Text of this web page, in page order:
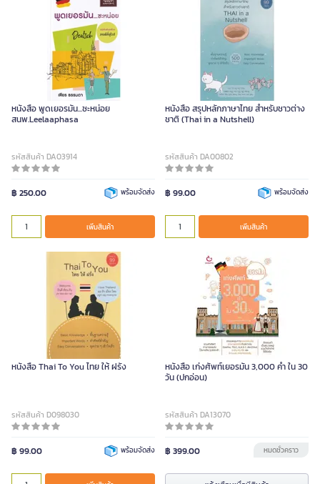
หนังสือ พูดเยอรมัน...ซะหน่อย
สนพ.Leelaaphasa
รหัสสินค้า DA03914
฿ 250.00 พร้อมจัดส่ง
เพิ่มสินค้า
หนังสือ สรุปหลักภาษาไทย สำหรับชาวต่าง
ชาติ (Thai in a Nutshell)
รหัสสินค้า DA00802
฿ 99.00 พร้อมจัดส่ง
เพิ่มสินค้า
หนังสือ Thai To You ไทย ให้ ฝรั่ง
รหัสสินค้า D098030
฿ 99.00 พร้อมจัดส่ง
หนังสือ เก่งศัพท์เยอรมัน 3,000 คำ ใน 30
วัน (ปกอ่อน)
รหัสสินค้า DA13070
฿ 399.00 หมดชั่วคราว